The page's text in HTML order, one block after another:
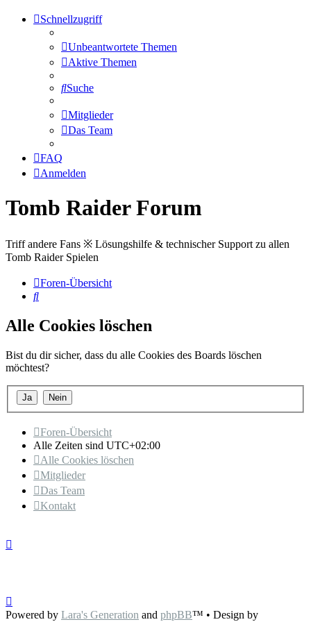
Schnellzugriff
Unbeantwortete Themen
Aktive Themen
Suche
Mitglieder
Das Team
FAQ
Anmelden
Tomb Raider Forum
Triff andere Fans ※ Lösungshilfe & technischer Support zu allen
Tomb Raider Spielen
Foren-Übersicht
Suche
Alle Cookies löschen
Bist du dir sicher, dass du alle Cookies des Boards löschen
möchtest?
Foren-Übersicht
Alle Zeiten sind UTC+02:00
Alle Cookies löschen
Mitglieder
Das Team
Kontakt
Powered by Lara's Generation and phpBB™ • Design by